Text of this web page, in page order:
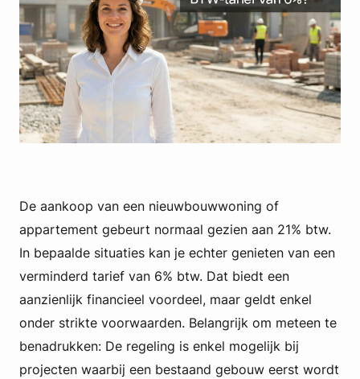
De aankoop van een nieuwbouwwoning of
appartement gebeurt normaal gezien aan 21% btw.
In bepaalde situaties kan je echter genieten van een
verminderd tarief van 6% btw. Dat biedt een
aanzienlijk financieel voordeel, maar geldt enkel
onder strikte voorwaarden. Belangrijk om meteen te
benadrukken: De regeling is enkel mogelijk bij
projecten waarbij een bestaand gebouw eerst wordt